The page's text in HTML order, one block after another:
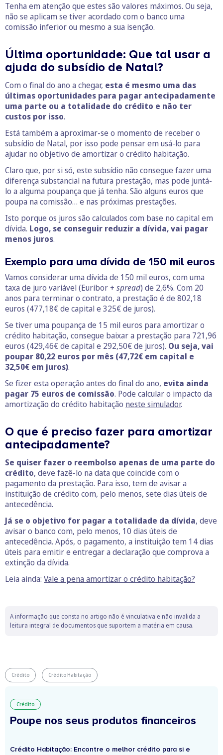
Tenha em atenção que estes são valores máximos. Ou seja,
não se aplicam se tiver acordado com o banco uma
comissão inferior ou mesmo a sua isenção.
Última oportunidade: Que tal usar a
ajuda do subsídio de Natal?
Com o final do ano a chegar, esta é mesmo uma das
últimas oportunidades para pagar antecipadamente
uma parte ou a totalidade do crédito e não ter
custos por isso.
Está também a aproximar-se o momento de receber o
subsídio de Natal, por isso pode pensar em usá-lo para
ajudar no objetivo de amortizar o crédito habitação.
Claro que, por si só, este subsídio não consegue fazer uma
diferença substancial na futura prestação, mas pode juntá-
lo a alguma poupança que já tenha. São alguns euros que
poupa na comissão… e nas próximas prestações.
Isto porque os juros são calculados com base no capital em
dívida. Logo, se conseguir reduzir a dívida, vai pagar
menos juros.
Exemplo para uma dívida de 150 mil euros
Vamos considerar uma dívida de 150 mil euros, com uma
taxa de juro variável (Euribor + spread) de 2,6%. Com 20
anos para terminar o contrato, a prestação é de 802,18
euros (477,18€ de capital e 325€ de juros).
Se tiver uma poupança de 15 mil euros para amortizar o
crédito habitação, consegue baixar a prestação para 721,96
euros (429,46€ de capital e 292,50€ de juros). Ou seja, vai
poupar 80,22 euros por mês (47,72€ em capital e
32,50€ em juros).
Se fizer esta operação antes do final do ano, evita ainda
pagar 75 euros de comissão. Pode calcular o impacto da
amortização do crédito habitação neste simulador.
O que é preciso fazer para amortizar
antecipadamente?
Se quiser fazer o reembolso apenas de uma parte do
crédito, deve fazê-lo na data que coincide com o
pagamento da prestação. Para isso, tem de avisar a
instituição de crédito com, pelo menos, sete dias úteis de
antecedência.
Já se o objetivo for pagar a totalidade da dívida, deve
avisar o banco com, pelo menos, 10 dias úteis de
antecedência. Após, o pagamento, a instituição tem 14 dias
úteis para emitir e entregar a declaração que comprova a
extinção da dívida.
Leia ainda: Vale a pena amortizar o crédito habitação?
A informação que consta no artigo não é vinculativa e não invalida a
leitura integral de documentos que suportem a matéria em causa.
Crédito Crédito Habitação
Crédito
Poupe nos seus produtos financeiros
Crédito Habitação: Encontre o melhor crédito para si e